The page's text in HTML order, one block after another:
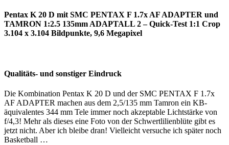
Pentax K 20 D mit SMC PENTAX F 1.7x AF ADAPTER und
TAMRON 1:2.5 135mm ADAPTALL 2 – Quick-Test 1:1 Crop
3.104 x 3.104 Bildpunkte, 9,6 Megapixel
Qualitäts- und sonstiger Eindruck
Die Kombination Pentax K 20 D und der SMC PENTAX F 1.7x
AF ADAPTER machen aus dem 2,5/135 mm Tamron ein KB-
äquivalentes 344 mm Tele immer noch akzeptable Lichtstärke von
f/4,3! Mehr als dieses eine Foto von der Schwertlilienblüte gibt es
jetzt nicht. Aber ich bleibe dran! Vielleicht versuche ich später noch
Basketball …